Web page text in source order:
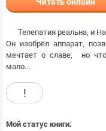
Телепатия реальна, и
Он изобрёл аппарат,
мечтает о славе, но
мало...
!
Мой статус книги: